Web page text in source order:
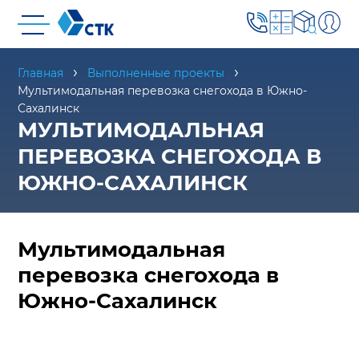
Главная
Выполненные проекты
Мультимодальная перевозка снегохода в Южно-
Сахалинск
МУЛЬТИМОДАЛЬНАЯ
ПЕРЕВОЗКА СНЕГОХОДА В
ЮЖНО-САХАЛИНСК
Мультимодальная
перевозка снегохода в
Южно-Сахалинск